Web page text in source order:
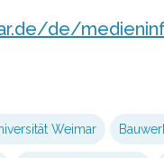
de/
Weimar